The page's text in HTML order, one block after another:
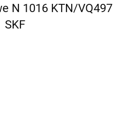
Zgody cookies
N 1016 KTN/VQ497
SKF